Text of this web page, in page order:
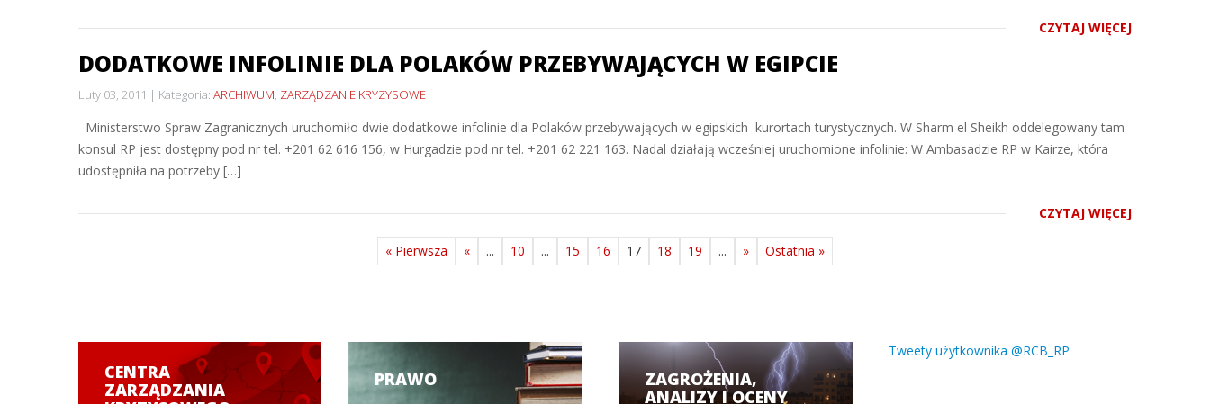
CZYTAJ WIĘCEJ
DODATKOWE INFOLINIE DLA POLAKÓW PRZEBYWAJĄCYCH W EGIPCIE
Luty 03, 2011 Kategoria: ARCHIWUM, ZARZĄDZANIE KRYZYSOWE
Ministerstwo Spraw Zagranicznych uruchomiło dwie dodatkowe infolinie dla Polaków przebywających w egipskich kurortach turystycznych. W Sharm el Sheikh oddelegowany tam
konsul RP jest dostępny pod nr tel. +201 62 616 156, w Hurgadzie pod nr tel. +201 62 221 163. Nadal działają wcześniej uruchomione infolinie: W Ambasadzie RP w Kairze, która
udostępniła na potrzeby […]
CZYTAJ WIĘCEJ
« Pierwsza « ... 10 ... 15 16 17 18 19 ... » Ostatnia »
CENTRA
ZARZĄDZANIA
PRAWO
ZAGROŻENIA,
ANALIZY I OCENY
Tweety użytkownika @RCB_RP